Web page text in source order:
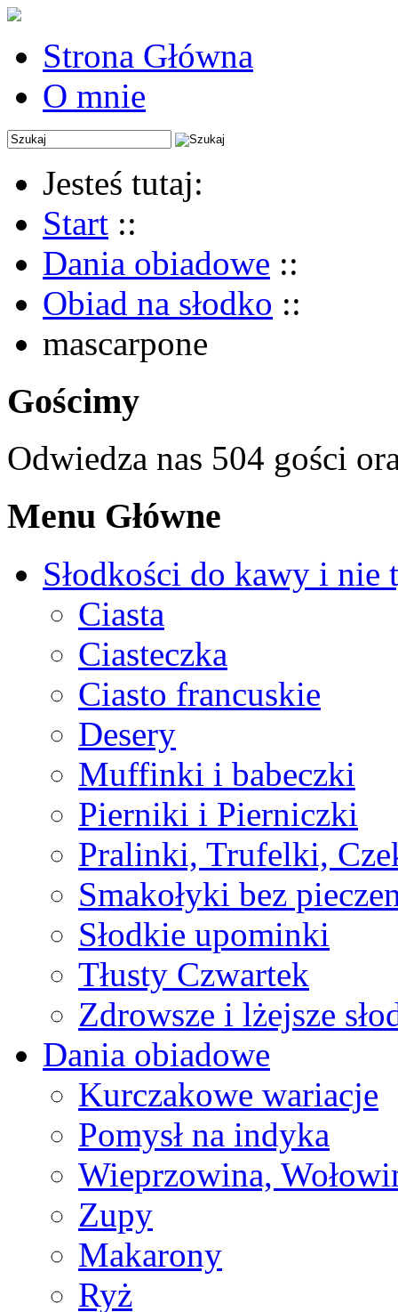
Strona Główna
O mnie
Jesteś tutaj:
Start ::
Dania obiadowe ::
Obiad na słodko ::
mascarpone
Gościmy
Odwiedza nas 504 gości
Menu Główne
Słodkości do kawy i nie
Ciasta
Ciasteczka
Ciasto francuskie
Desery
Muffinki i babeczki
Pierniki i Pierniczki
Pralinki, Trufelki,
Smakołyki bez
Słodkie upominki
Tłusty Czwartek
Zdrowsze i lżejsze
Dania obiadowe
Kurczakowe wariacje
Pomysł na indyka
Wieprzowina,
Zupy
Makarony
Ryż